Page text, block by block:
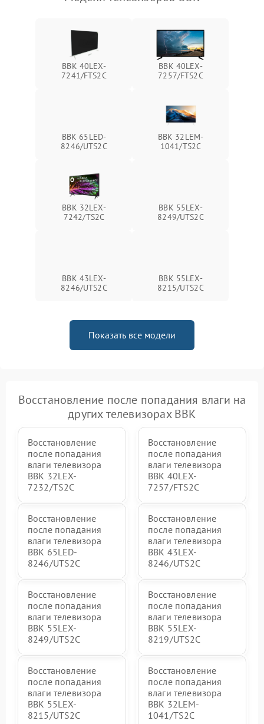
BBK 40LEX-
7241/FTS2C
BBK 40LEX-
7257/FTS2C
BBK 65LED-
8246/UTS2C
BBK 32LEM-
1041/TS2C
BBK 32LEX-
7242/TS2C
BBK 55LEX-
8249/UTS2C
BBK 43LEX-
8246/UTS2C
BBK 55LEX-
8215/UTS2C
Показать все модели
Восстановление после попадания влаги на
других телевизорах BBK
Восстановление
после попадания
влаги телевизора
BBK 32LEX-
7232/TS2C
Восстановление
после попадания
влаги телевизора
BBK 40LEX-
7257/FTS2C
Восстановление
после попадания
влаги телевизора
BBK 65LED-
8246/UTS2C
Восстановление
после попадания
влаги телевизора
BBK 43LEX-
8246/UTS2C
Восстановление
после попадания
влаги телевизора
BBK 55LEX-
8249/UTS2C
Восстановление
после попадания
влаги телевизора
BBK 55LEX-
8219/UTS2C
Восстановление
после попадания
влаги телевизора
BBK 55LEX-
8215/UTS2C
Восстановление
после попадания
влаги телевизора
BBK 32LEM-
1041/TS2C